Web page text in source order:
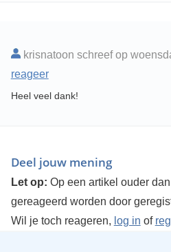
krisnatoon schreef op
reageer
Heel veel dank!
Deel jouw mening
Let op: Op een artikel ouder
gereageerd worden door
Wil je toch reageren, log in of